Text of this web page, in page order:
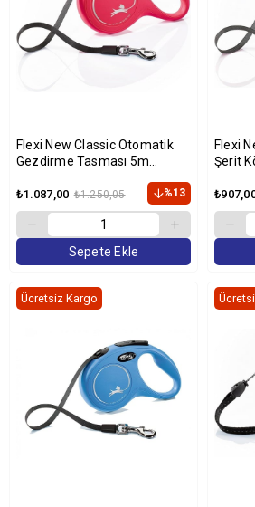
Flexi New Classic Otomatik
Gezdirme Tasması 5m
₺1.087,00 ₺1.250,05 %13
Sepete Ekle
Flexi
Şerit
Ücretsiz Kargo